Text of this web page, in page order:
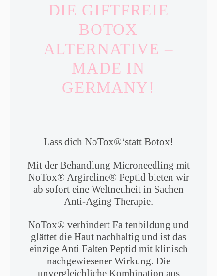
DIE GIFTFREIE
BOTOX
ALTERNATIVE –
MADE IN
GERMANY!
Lass dich NoTox®‘statt Botox!
Mit der Behandlung Microneedling mit
NoTox® Argireline® Peptid bieten wir
ab sofort eine Weltneuheit in Sachen
Anti-Aging Therapie.
NoTox® verhindert Faltenbildung und
glättet die Haut nachhaltig und ist das
einzige Anti Falten Peptid mit klinisch
nachgewiesener Wirkung. Die
unvergleichliche Kombination aus